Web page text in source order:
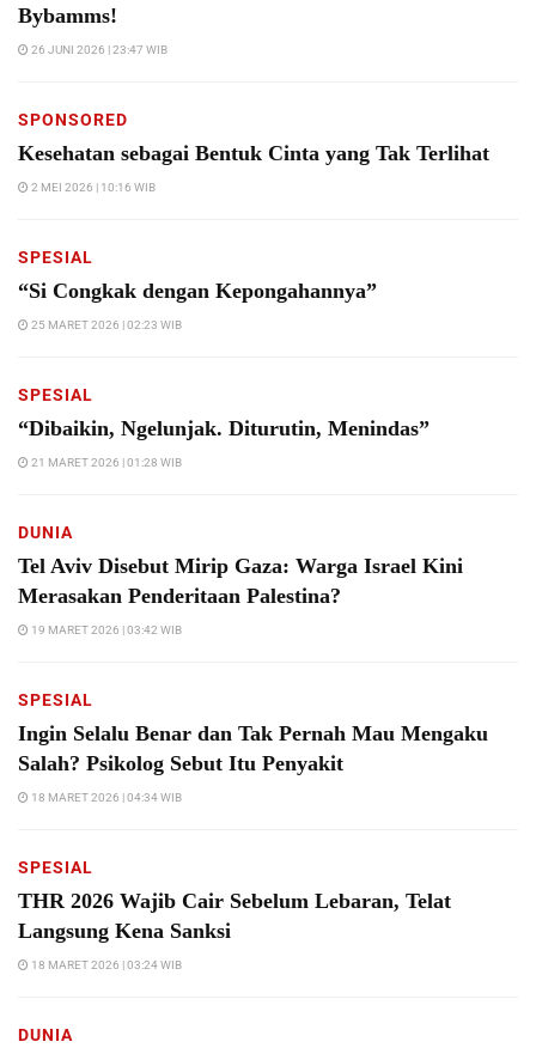
Bybamms!
26 JUNI 2026 | 23:47 WIB
SPONSORED
Kesehatan sebagai Bentuk Cinta yang Tak Terlihat
2 MEI 2026 | 10:16 WIB
SPESIAL
“Si Congkak dengan Kepongahannya”
25 MARET 2026 | 02:23 WIB
SPESIAL
“Dibaikin, Ngelunjak. Diturutin, Menindas”
21 MARET 2026 | 01:28 WIB
DUNIA
Tel Aviv Disebut Mirip Gaza: Warga Israel Kini
Merasakan Penderitaan Palestina?
19 MARET 2026 | 03:42 WIB
SPESIAL
Ingin Selalu Benar dan Tak Pernah Mau Mengaku
Salah? Psikolog Sebut Itu Penyakit
18 MARET 2026 | 04:34 WIB
SPESIAL
THR 2026 Wajib Cair Sebelum Lebaran, Telat
Langsung Kena Sanksi
18 MARET 2026 | 03:24 WIB
DUNIA